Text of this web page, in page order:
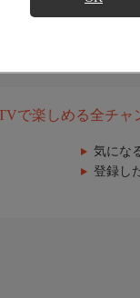
で楽しめる全チャ
気にな
登録し